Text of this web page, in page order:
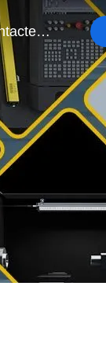
Contacteer Ons